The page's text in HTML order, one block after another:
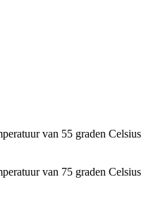
van 55 graden Celsius
van 75 graden Celsius